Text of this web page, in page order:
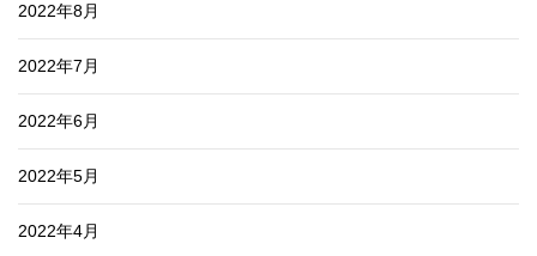
2022年8月
2022年7月
2022年6月
2022年5月
2022年4月